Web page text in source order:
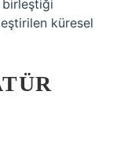
birleştiği
küresel